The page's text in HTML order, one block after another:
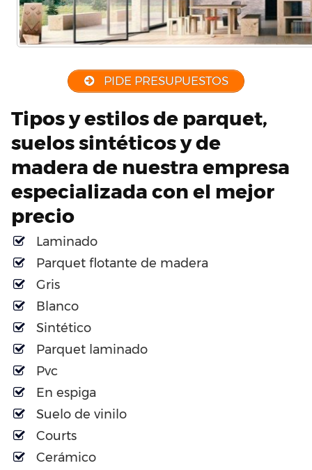
PIDE PRESUPUESTOS
Tipos y estilos de parquet,
suelos sintéticos y de
madera de nuestra empresa
especializada con el mejor
precio
Laminado
Parquet flotante de madera
Gris
Blanco
Sintético
Parquet laminado
Pvc
En espiga
Suelo de vinilo
Courts
Cerámico